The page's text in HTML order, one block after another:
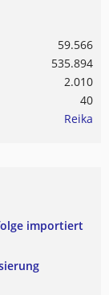
59.566
535.894
2.010
40
Reika
importiert